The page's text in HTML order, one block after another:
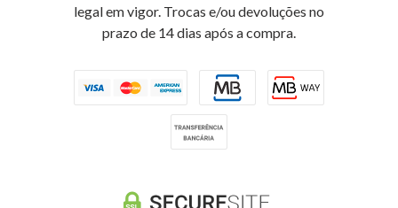
legal em vigor. Trocas e/ou devoluções no
prazo de 14 dias após a compra.